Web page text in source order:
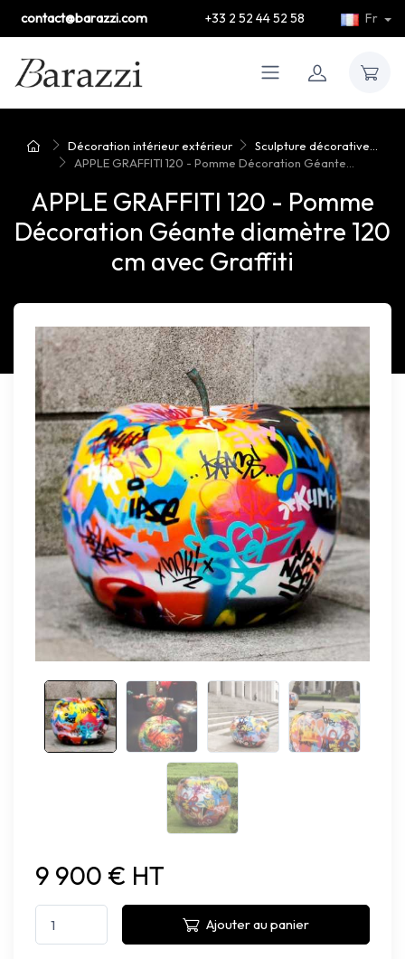
contact@barazzi.com +33 2 52 44 52 58 Fr
Décoration intérieur extérieur
Sculpture décorative...
APPLE GRAFFITI 120 - Pomme Décoration Géante...
APPLE GRAFFITI 120 - Pomme
Décoration Géante diamètre 120
cm avec Graffiti
9 900 € HT
Ajouter au panier